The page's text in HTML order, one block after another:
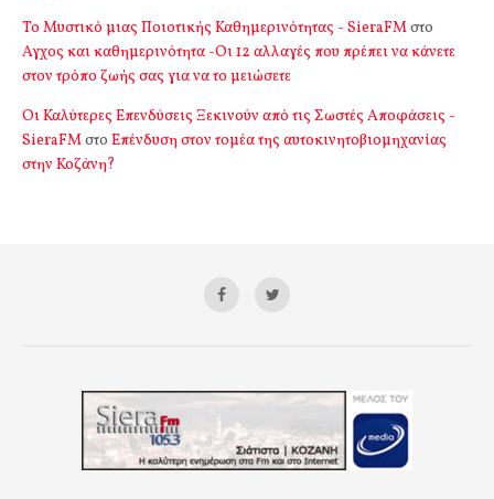
Το Μυστικό μιας Ποιοτικής Καθημερινότητας - SieraFMστο
Αγχος και καθημερινότητα -Οι 12 αλλαγές που πρέπει να κάνετε
στον τρόπο ζωής σας για να το μειώσετε
Οι Καλύτερες Επενδύσεις Ξεκινούν από τις Σωστές Αποφάσεις -
SieraFMστο Επένδυση στον τομέα της αυτοκινητοβιομηχανίας
στην Κοζάνη?